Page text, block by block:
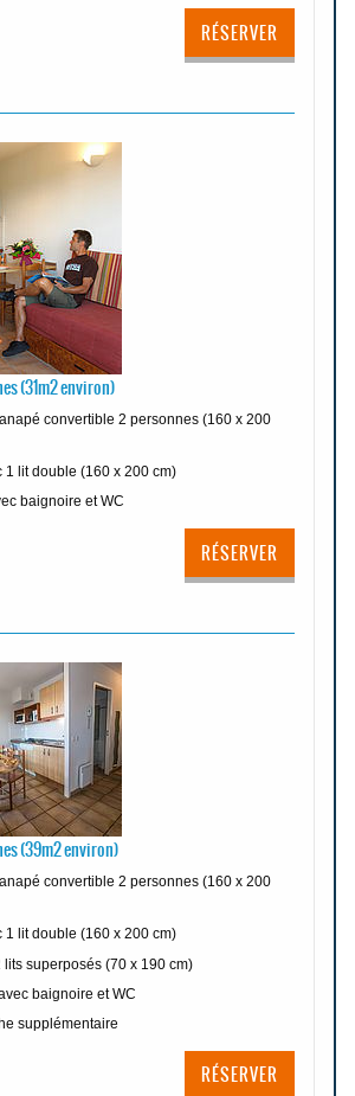
RÉSERVER
(31m2 environ)
convertible 2 personnes (160 x 200
1 lit double (160 x 200 cm)
baignoire et WC
RÉSERVER
(39m2 environ)
convertible 2 personnes (160 x 200
1 lit double (160 x 200 cm)
lits superposés (70 x 190 cm)
baignoire et WC
supplémentaire
RÉSERVER